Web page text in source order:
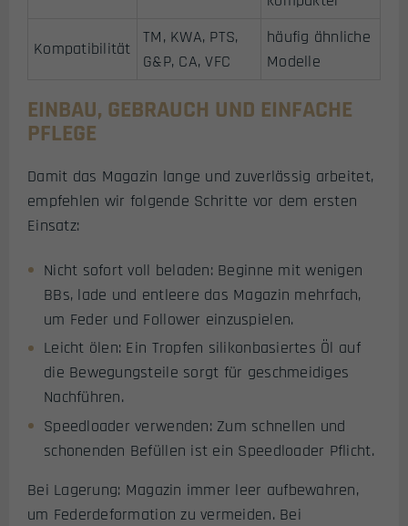
Kompatibilität
TM, KWA, PTS,
G&P, CA, VFC
häufig ähnliche
Modelle
EINBAU, GEBRAUCH UND EINFACHE
PFLEGE
Damit das Magazin lange und zuverlässig arbeitet,
empfehlen wir folgende Schritte vor dem ersten
Einsatz:
Nicht sofort voll beladen: Beginne mit wenigen
BBs, lade und entleere das Magazin mehrfach,
um Feder und Follower einzuspielen.
Leicht ölen: Ein Tropfen silikonbasiertes Öl auf
die Bewegungsteile sorgt für geschmeidiges
Nachführen.
Speedloader verwenden: Zum schnellen und
schonenden Befüllen ist ein Speedloader Pflicht.
Bei Lagerung: Magazin immer leer aufbewahren,
um Federdeformation zu vermeiden. Bei